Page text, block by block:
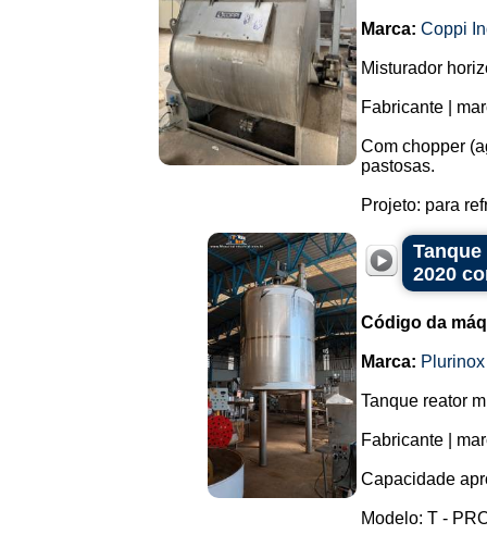
Marca: Coppi
Misturador
Fabricante |
Com chopper
pastosas.
Projeto: para
2020
Código da
Marca: Plurinox
Tanque reator
Fabricante |
Capacidade
Modelo: T -